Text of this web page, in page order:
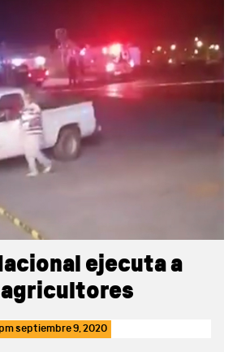
ejecuta a
agricultores
septiembre 9, 2020